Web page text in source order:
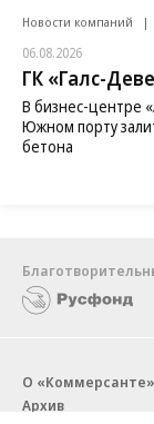
Новости компаний
06.08.2026
ГК «Галс-
В бизнес-центре
Южном порту
бетона
О «Коммерсанте»
Архив